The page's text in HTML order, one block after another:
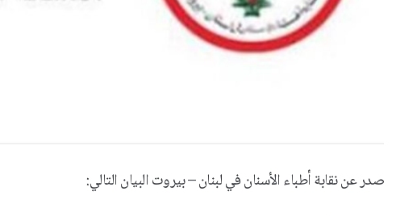
صدر عن نقابة أطباء الأسنان في لبنان – بيروت البيان التالي: